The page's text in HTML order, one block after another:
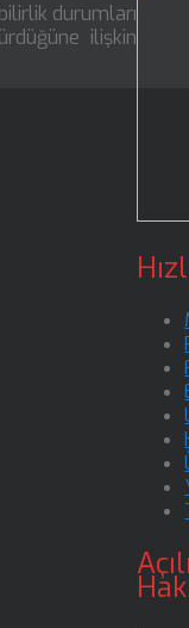
durumları
ilişkin